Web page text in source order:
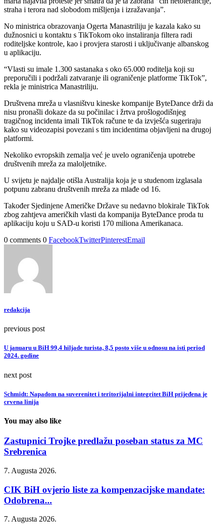
straha i terora nad slobodom mišljenja i izražavanja”.
No ministrica obrazovanja Ogerta Manastriliju je kazala kako su
dužnosnici u kontaktu s TikTokom oko instaliranja filtera radi
roditeljske kontrole, kao i provjera starosti i uključivanje albanskog
u aplikaciju.
“Vlasti su imale 1.300 sastanaka s oko 65.000 roditelja koji su
preporučili i podržali zatvaranje ili ograničenje platforme TikTok”,
rekla je ministrica Manastriliju.
Društvena mreža u vlasništvu kineske kompanije ByteDance drži da
nisu pronašli dokaze da su počinilac i žrtva prošlogodišnjeg
tragičnog incidenta imali TikTok račune te da izvješća sugeriraju
kako su videozapisi povezani s tim incidentima objavljeni na drugoj
platformi.
Nekoliko evropskih zemalja već je uvelo ograničenja upotrebe
društvenih mreža za maloljetnike.
U svijetu je najdalje otišla Australija koja je u studenom izglasala
potpunu zabranu društvenih mreža za mlađe od 16.
Također Sjedinjene Američke Države su nedavno blokirale TikTok
zbog zahtjeva američkih vlasti da kompanija ByteDance proda tu
aplikaciju koju u SAD-u koristi 170 miliona Amerikanaca.
0 comments 0 FacebookTwitterPinterestEmail
redakcija
previous post
U januaru u BiH 99,4 hiljade turista, 8,5 posto više u odnosu na isti period
2024. godine
next post
Schmidt: Napadom na suverenitet i teritorijalni integritet BiH prijeđena je
crvena linija
You may also like
Zastupnici Trojke predlažu poseban status za MC
Srebrenica
7. Augusta 2026.
CIK BiH ovjerio liste za kompenzacijske mandate:
Odobrena...
7. Augusta 2026.